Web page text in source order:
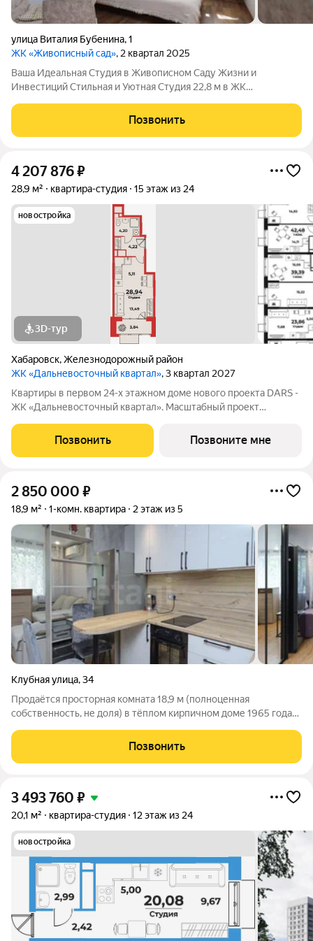
улица Виталия Бубенина,1
ЖК «Живописный сад», 2 квартал 2025
Ваша Идеальная Студия в Живописном Саду Жизни и
Инвестиций Стильная и Уютная Студия 22,8 м в ЖК
Представьте себе квартиру, где каждый элемент продуман до
мелочей, а комфорт становится частью
Позвонить
4 207 876₽
28,9 м² квартира-студия 15 этаж из 24
новостройка
3D-тур
Хабаровск,Железнодорожный район
ЖК «Дальневосточный квартал», 3 квартал 2027
Квартиры в первом 24-х этажном доме нового проекта DARS -
ЖК «Дальневосточный квартал». Масштабный проект
представление о доступном и комфортном жилье в
Хабаровске. Это не просто точечная застройка, а
Позвонить Позвоните мне
2 850 000 ₽
18,9 м² 1-комн. квартира 2 этаж из 5
Клубная улица,34
Продаётся просторная комната 18,9 м (полноценная
собственность, не доля) в тёплом кирпичном доме 1965 года
натяжной потолок, коммерческий линолеум, выровнены
стены, заменена проводка на медную,
Позвонить
3 493 760 ₽
20,1 м² квартира-студия 12 этаж из 24
новостройка